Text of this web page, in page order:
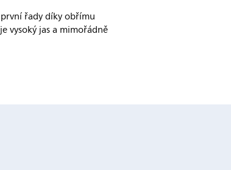
řady díky obřímu
vysoký jas a mimořádně